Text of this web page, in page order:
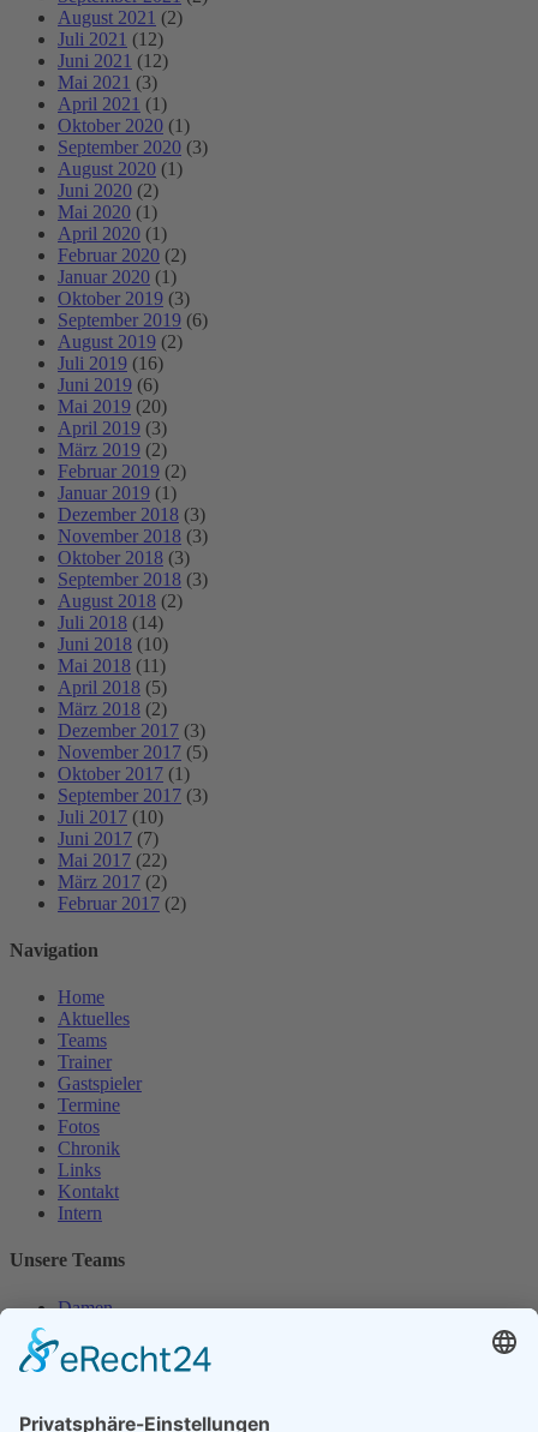
August 2021 (2)
Juli 2021 (12)
Juni 2021 (12)
Mai 2021 (3)
April 2021 (1)
Oktober 2020 (1)
September 2020 (3)
August 2020 (1)
Juni 2020 (2)
Mai 2020 (1)
April 2020 (1)
Februar 2020 (2)
Januar 2020 (1)
Oktober 2019 (3)
September 2019 (6)
August 2019 (2)
Juli 2019 (16)
Juni 2019 (6)
Mai 2019 (20)
April 2019 (3)
März 2019 (2)
Februar 2019 (2)
Januar 2019 (1)
Dezember 2018 (3)
November 2018 (3)
Oktober 2018 (3)
September 2018 (3)
August 2018 (2)
Juli 2018 (14)
Juni 2018 (10)
Mai 2018 (11)
April 2018 (5)
März 2018 (2)
Dezember 2017 (3)
November 2017 (5)
Oktober 2017 (1)
September 2017 (3)
Juli 2017 (10)
Juni 2017 (7)
Mai 2017 (22)
März 2017 (2)
Februar 2017 (2)
Navigation
Home
Aktuelles
Teams
Trainer
Gastspieler
Termine
Fotos
Chronik
Links
Kontakt
Intern
Unsere Teams
Damen
Herren
Herren 30